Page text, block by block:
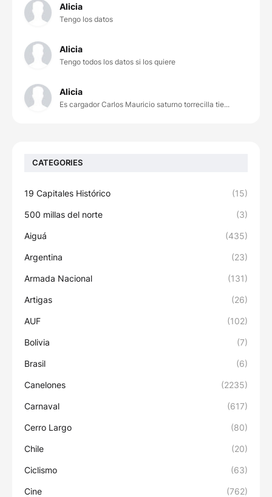
Alicia
Tengo los datos
Alicia
Tengo todos los datos si los quiere
Alicia
Es cargador Carlos Mauricio saturno torrecilla tie...
CATEGORIES
19 Capitales Histórico (15)
500 millas del norte (3)
Aiguá (435)
Argentina (23)
Armada Nacional (131)
Artigas (26)
AUF (102)
Bolivia (7)
Brasil (6)
Canelones (2235)
Carnaval (617)
Cerro Largo (80)
Chile (20)
Ciclismo (63)
Cine (762)